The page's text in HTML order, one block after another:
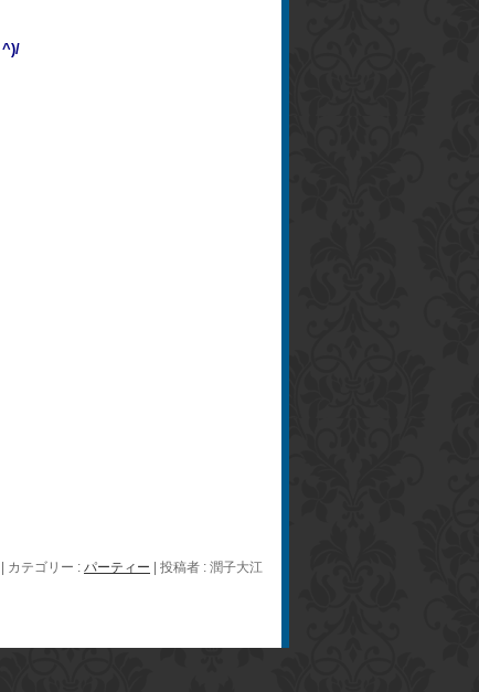
^)/
カテゴリー : パーティー
投稿者 : 潤子大江